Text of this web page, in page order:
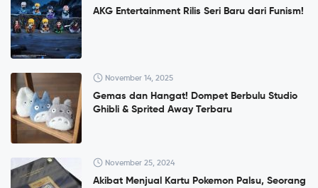
AKG Entertainment Rilis Seri Baru dari Funism!
November 14, 2025
Gemas dan Hangat! Dompet Berbulu Studio
Ghibli & Sprited Away Terbaru
November 25, 2024
Akibat Menjual Kartu Pokemon Palsu, Seorang